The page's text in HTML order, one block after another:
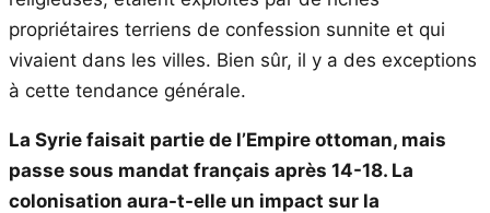
propriétaires terriens de confession sunnite et qui
vivaient dans les villes. Bien sûr, il y a des exceptions
à cette tendance générale.
La Syrie faisait partie de l’Empire ottoman, mais
passe sous mandat français après 14-18. La
colonisation aura-t-elle un impact sur la